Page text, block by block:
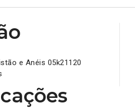
e Anéis 05k21120